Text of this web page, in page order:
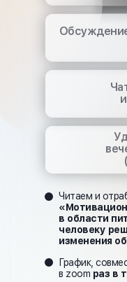
Читаем и
в области
человеку
изменения
График,
в zoom раз в